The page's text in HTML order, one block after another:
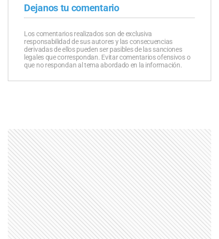
Dejanos tu comentario
Los comentarios realizados son de exclusiva
responsabilidad de sus autores y las consecuencias
derivadas de ellos pueden ser pasibles de las sanciones
legales que correspondan. Evitar comentarios ofensivos o
que no respondan al tema abordado en la información.